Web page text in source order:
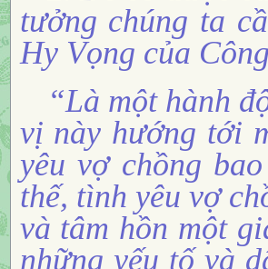
tưởng chúng ta
Hy Vọng của
“Là một hành
vị này hướng tới
yêu vợ chồng
thế, tình yêu vợ
và tâm hồn một
những yếu tố và